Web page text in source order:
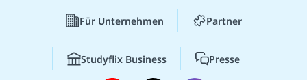
Für Unternehmen Partner
Studyflix Business Presse